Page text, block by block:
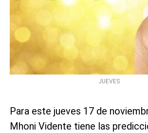
JUEVES
Para este jueves 17 de
Mhoni Vidente tiene las